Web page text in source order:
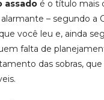
assado é o título mais
– segundo a
você leu e, ainda
falta de
das sobras,